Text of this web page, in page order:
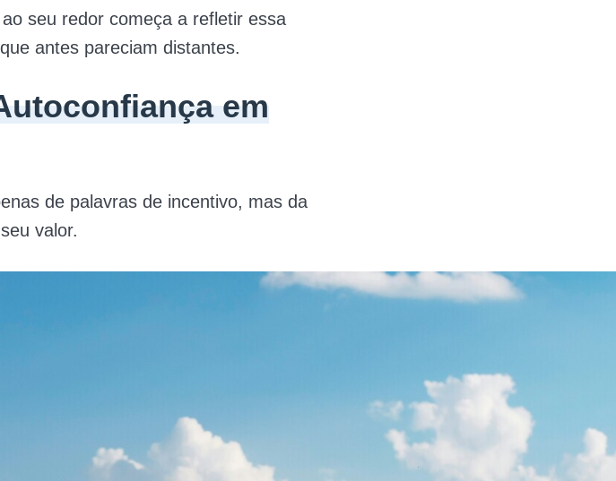
seu redor começa a refletir essa
antes pareciam distantes.
em
de palavras de incentivo, mas da
valor.